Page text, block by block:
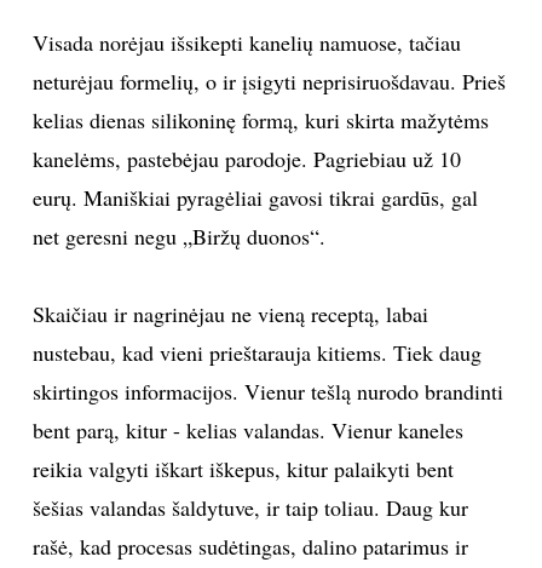
KINAS
MUZIKA
SPORTAS
FOTOGRAFIJA
MENAS
ĮDOMYBĖS
Visada norėjau išsikepti kanelių namuose, tačiau
neturėjau formelių, o ir įsigyti neprisiruošdavau. Prieš
kelias dienas silikoninę formą, kuri skirta mažytėms
kanelėms, pastebėjau parodoje. Pagriebiau už 10
eurų. Maniškiai pyragėliai gavosi tikrai gardūs, gal
net geresni negu „Biržų duonos“.
Skaičiau ir nagrinėjau ne vieną receptą, labai
nustebau, kad vieni prieštarauja kitiems. Tiek daug
skirtingos informacijos. Vienur tešlą nurodo brandinti
bent parą, kitur - kelias valandas. Vienur kaneles
reikia valgyti iškart iškepus, kitur palaikyti bent
šešias valandas šaldytuve, ir taip toliau. Daug kur
rašė, kad procesas sudėtingas, dalino patarimus ir